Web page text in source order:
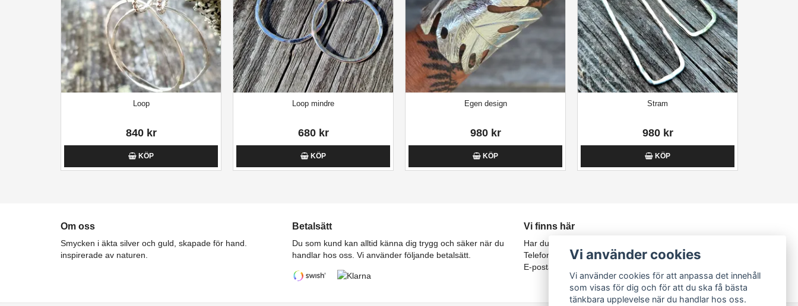
Loop
840 kr
KÖP
Loop mindre
680 kr
KÖP
Egen design
980 kr
KÖP
Stram
980 kr
KÖP
Om oss
Smycken i äkta silver och guld, skapade för hand.
inspirerade av naturen.
Betalsätt
Du som kund kan alltid känna dig trygg och säker när du
handlar hos oss. Vi använder följande betalsätt.
Vi finns här
Har du önskemål eller funderingar?
Telefon: 070-247 85 02
E-postadress:
Vi använder cookies
Vi använder cookies för att anpassa det innehåll
som visas för dig och för att du ska få bästa
tänkbara upplevelse när du handlar hos oss.